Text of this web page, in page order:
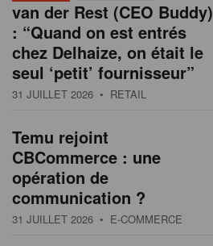
van der Rest (CEO Buddy)
: “Quand on est entrés
chez Delhaize, on était le
seul ‘petit’ fournisseur”
31 JUILLET 2026 • RETAIL
Temu rejoint
CBCommerce : une
opération de
communication ?
31 JUILLET 2026 • E-COMMERCE